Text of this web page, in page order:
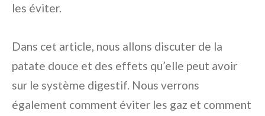
les éviter.
Dans cet article, nous allons discuter de la
patate douce et des effets qu’elle peut avoir
sur le système digestif. Nous verrons
également comment éviter les gaz et comment